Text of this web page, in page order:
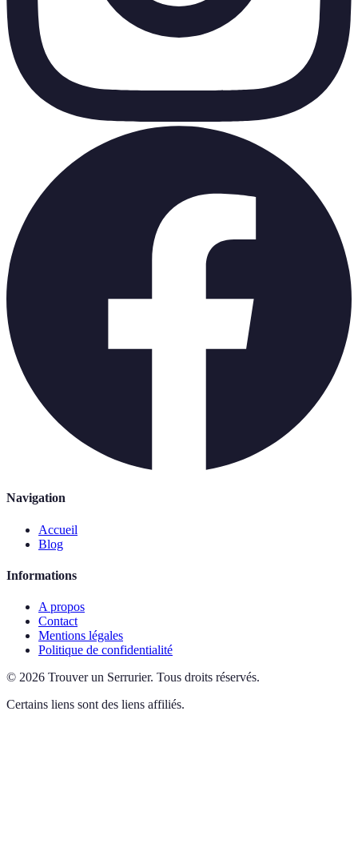
Navigation
Accueil
Blog
Informations
A propos
Contact
Mentions légales
Politique de confidentialité
© 2026 Trouver un Serrurier. Tous droits réservés.
Certains liens sont des liens affiliés.